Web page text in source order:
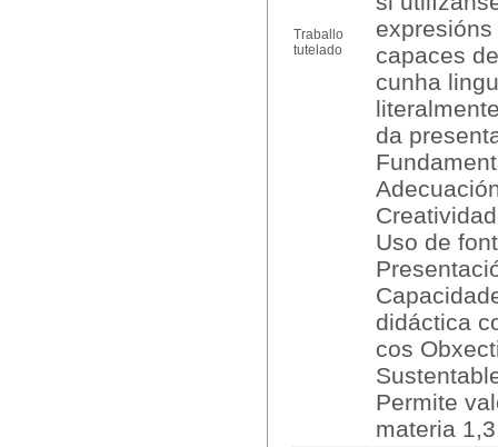
Traballo
tutelado
capaces
cunha
da
Uso de
didáctica
cos
Permite
materia